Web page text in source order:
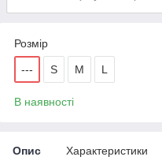
Розмір
--- S M L
В наявності
Опис Характеристики